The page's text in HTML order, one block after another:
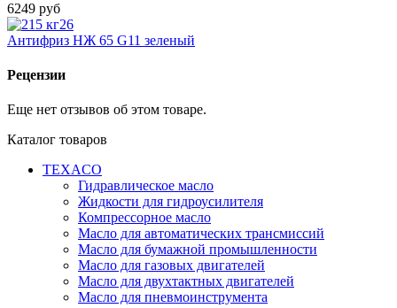
6249 руб
Антифриз HЖ 65 G11 зеленый
Рецензии
Еще нет отзывов об этом товаре.
Каталог товаров
TEXACO
Гидравлическое масло
Жидкости для гидроусилителя
Компрессорное масло
Масло для автоматических трансмиссий
Масло для бумажной промышленности
Масло для газовых двигателей
Масло для двухтактных двигателей
Масло для пневмоинструмента